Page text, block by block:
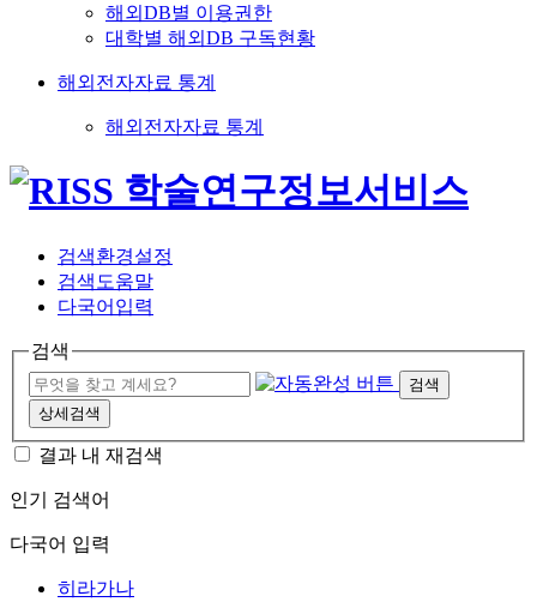
해외DB별 이용권한
대학별 해외DB 구독현황
해외전자자료 통계
해외전자자료 통계
검색환경설정
검색도움말
다국어입력
검색
검색
상세검색
결과 내 재검색
인기 검색어
다국어 입력
히라가나